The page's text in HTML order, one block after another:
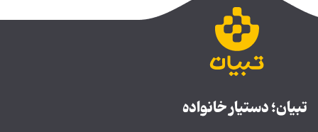
تبیان؛ دستیار خانواده